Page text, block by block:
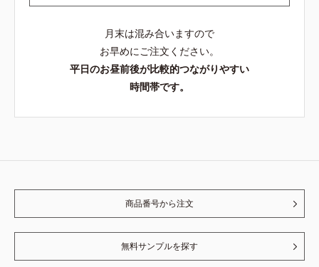
月末は混み合いますので
お早めにご注文ください。
平日のお昼前後が比較的つながりやすい
時間帯です。
商品番号から注文
無料サンプルを探す